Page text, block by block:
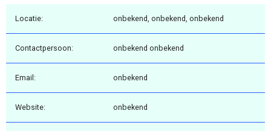
Locatie: onbekend, onbekend, onbekend
Contactpersoon: onbekend onbekend
Email: onbekend
Website: onbekend